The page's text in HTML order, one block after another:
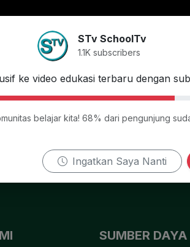
STv SchoolTv
1.1K subscribers
ke video edukasi terbaru dengan
belajar kita! 68% dari pengunjung
Ingatkan Saya Nanti
‹ 1 2 3 4 5 ›
SUMBER DAYA